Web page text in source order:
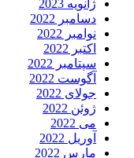
ژانویه 2023
دسامبر 2022
نوامبر 2022
اکتبر 2022
سپتامبر 2022
آگوست 2022
جولای 2022
ژوئن 2022
می 2022
آوریل 2022
مارس 2022